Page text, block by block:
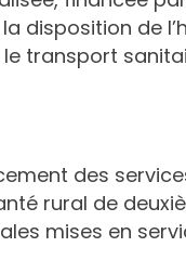
disposition de
transport
des
rural de
mises en